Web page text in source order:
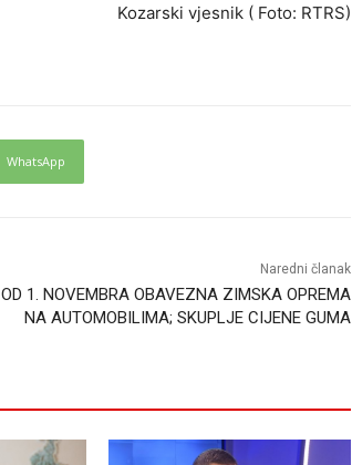
Kozarski vjesnik ( Foto: RTRS)
WhatsApp
Naredni članak
OD 1. NOVEMBRA OBAVEZNA ZIMSKA OPREMA
NA AUTOMOBILIMA; SKUPLJE CIJENE GUMA